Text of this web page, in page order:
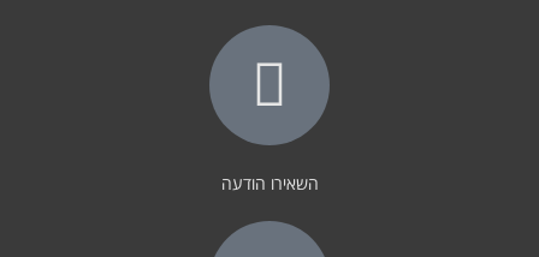
השאירו הודעה